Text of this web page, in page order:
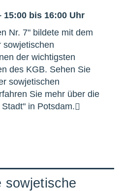
15:00 bis 16:00 Uhr
Nr. 7" bildete mit dem
sowjetischen
der wichtigsten
des KGB. Sehen Sie
sowjetischen
Sie mehr über die
in Potsdam.
sowjetische